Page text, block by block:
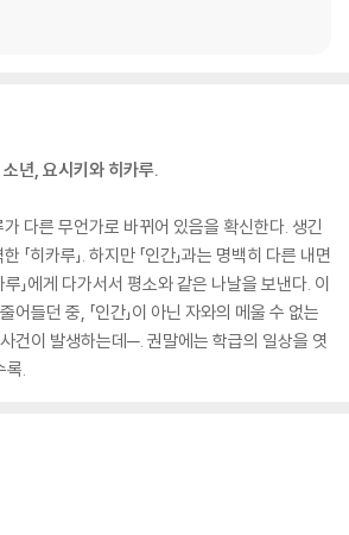
년, 요시키와 히카루.
다른 무언가로 바뀌어 있음을 확신한다. 생긴
「히카루」. 하지만 「인간」과는 명백히 다른 내면
루」에게 다가서서 평소와 같은 나날을 보낸다. 이
어들던 중, 「인간」이 아닌 자와의 메울 수 없는
건이 발생하는데─. 권말에는 학급의 일상을 엿
.